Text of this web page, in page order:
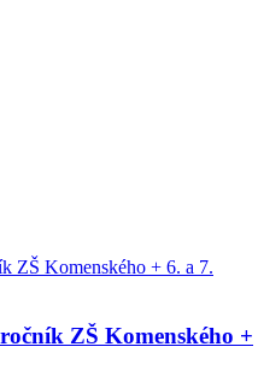
ZŠ Komenského +